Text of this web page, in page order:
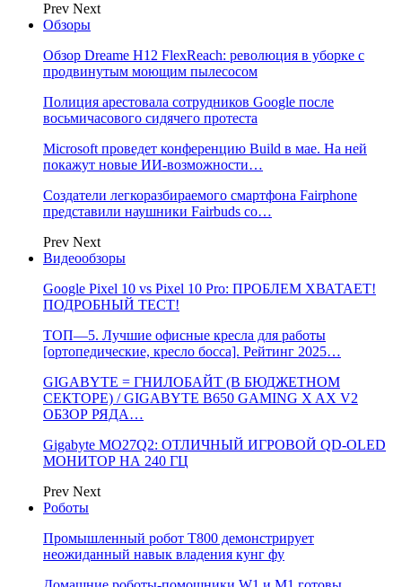
Prev Next
Обзоры
Обзор Dreame H12 FlexReach: революция в уборке с
продвинутым моющим пылесосом
Полиция арестовала сотрудников Google после
восьмичасового сидячего протеста
Microsoft проведет конференцию Build в мае. На ней
покажут новые ИИ-возможности…
Создатели легкоразбираемого смартфона Fairphone
представили наушники Fairbuds со…
Prev Next
Видеообзоры
Google Pixel 10 vs Pixel 10 Pro: ПРОБЛЕМ ХВАТАЕТ!
ПОДРОБНЫЙ ТЕСТ!
ТОП—5. Лучшие офисные кресла для работы
[ортопедические, кресло босса]. Рейтинг 2025…
GIGABYTE = ГНИЛОБАЙТ (В БЮДЖЕТНОМ
СЕКТОРЕ) / GIGABYTE B650 GAMING X AX V2
ОБЗОР РЯДА…
Gigabyte MO27Q2: ОТЛИЧНЫЙ ИГРОВОЙ QD-OLED
МОНИТОР НА 240 ГЦ
Prev Next
Роботы
Промышленный робот Т800 демонстрирует
неожиданный навык владения кунг фу